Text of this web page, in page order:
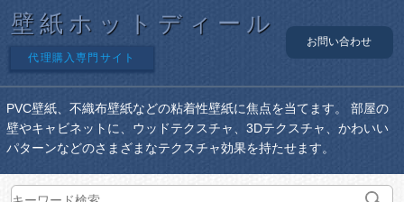
壁紙ホットディール
代理購入専門サイト
お問い合わせ
PVC壁紙、不織布壁紙などの粘着性壁紙に焦点を当てます。 部屋の
壁やキャビネットに、ウッドテクスチャ、3Dテクスチャ、かわいい
パターンなどのさまざまなテクスチャ効果を持たせます。